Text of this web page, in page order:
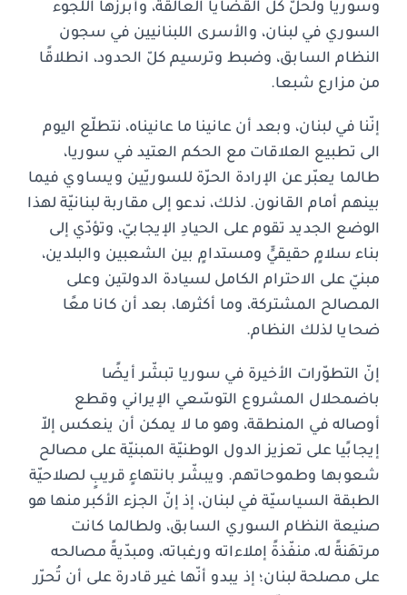
وسوريا ولحلّ كل القضايا العالقة، وأبرزها اللجوء
السوري في لبنان، والأسرى اللبنانيين في سجون
النظام السابق، وضبط وترسيم كلّ الحدود، انطلاقًا
من مزارع شبعا.
إنّنا في لبنان، وبعد أن عانينا ما عانيناه، نتطلّع اليوم
الى تطبيع العلاقات مع الحكم العتيد في سوريا،
طالما يعبّر عن الإرادة الحرّة للسوريّين ويساوي فيما
بينهم أمام القانون. لذلك، ندعو إلى مقاربة لبنانيّة لهذا
الوضع الجديد تقوم على الحيادِ الإيجابيّ، وتؤدّي إلى
بناء سلامٍ حقيقيٍّ ومستدامٍ بين الشعبين والبلدين،
مبنيّ على الاحترام الكامل لسيادة الدولتين وعلى
المصالح المشتركة، وما أكثرها، بعد أن كانا معًا
ضحايا لذلك النظام.
إنّ التطوّرات الأخيرة في سوريا تبشّر أيضًا
باضمحلال المشروع التوسّعي الإيراني وقطع
أوصاله في المنطقة، وهو ما لا يمكن أن ينعكس إلاّ
إيجابًيا على تعزيز الدول الوطنيّة المبنيّة على مصالح
شعوبها وطموحاتهم. ويبشّر بانتهاءٍ قريبٍ لصلاحيّة
الطبقة السياسيّة في لبنان، إذ إنّ الجزء الأكبر منها هو
صنيعة النظام السوري السابق، ولطالما كانت
مرتهَنةً له، منفّذةً إملاءاته ورغباته، ومبدّيةً مصالحه
على مصلحة لبنان؛ إذ يبدو أنّها غير قادرة على أن تُحرّر